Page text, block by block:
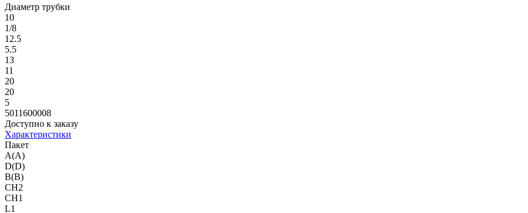
Диаметр трубки
10
1/8
12.5
5.5
13
11
20
20
5
5011600008
Доступно к заказу
Характеристики
Пакет
A(A)
D(D)
B(B)
CH2
CH1
L1